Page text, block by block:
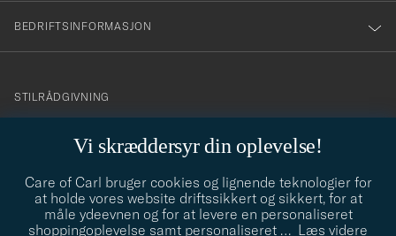
Vi skræddersyr din oplevelse!
Care of Carl bruger cookies og lignende teknologier for
at holde vores website driftssikkert og sikkert, for at
måle ydeevnen og for at levere en personaliseret
shoppingoplevelse samt personaliseret … Læs videre
BEDRIFTSINFORMASJON
info@careofcarl.no
STILRÅDGIVNING
STILRÅDGIVNING